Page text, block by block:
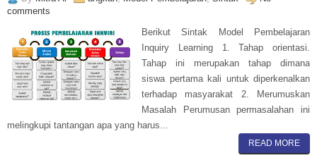
comments
Berikut Sintak Model Pembelajaran
Inquiry Learning 1. Tahap orientasi.
Tahap ini merupakan tahap dimana
siswa pertama kali untuk diperkenalkan
terhadap masyarakat 2. Merumuskan
Masalah Perumusan permasalahan ini
melingkupi tantangan apa yang harus...
READ MORE